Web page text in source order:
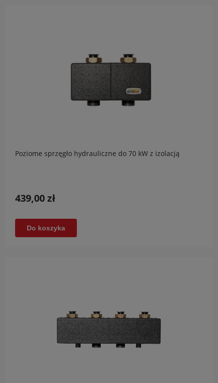
Poziome sprzęgło hydrauliczne do 70 kW z izolacją
439,00 zł
Do koszyka